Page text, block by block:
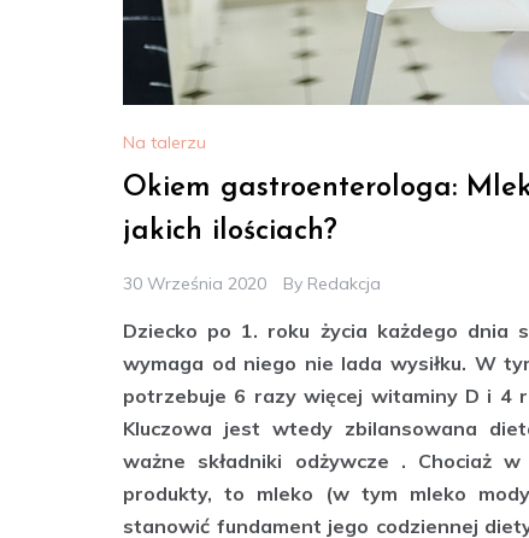
Na talerzu
Okiem gastroenterologa:
jakich ilościach?
30 Września 2020 By Redakcja
Dziecko po 1. roku życia każdego dnia
wymaga od niego nie lada wysiłku. W
potrzebuje 6 razy więcej witaminy D i 4
Kluczowa jest wtedy zbilansowana
ważne składniki odżywcze . Chociaż
produkty, to mleko (w tym mleko
stanowić fundament jego codziennej